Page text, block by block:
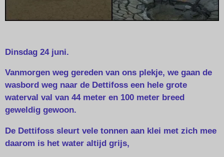
Dinsdag 24 juni.
Vanmorgen weg gereden van ons plekje, we gaan de
wasbord weg naar de Dettifoss een hele grote
waterval val van 44 meter en 100 meter breed
geweldig gewoon.
De Dettifoss sleurt vele tonnen aan klei met zich mee
daarom is het water altijd grijs,